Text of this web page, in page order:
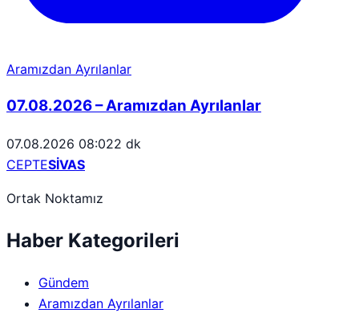
Aramızdan Ayrılanlar
07.08.2026 – Aramızdan Ayrılanlar
07.08.2026 08:022 dk
CEPTESİVAS
Ortak Noktamız
Haber Kategorileri
Gündem
Aramızdan Ayrılanlar